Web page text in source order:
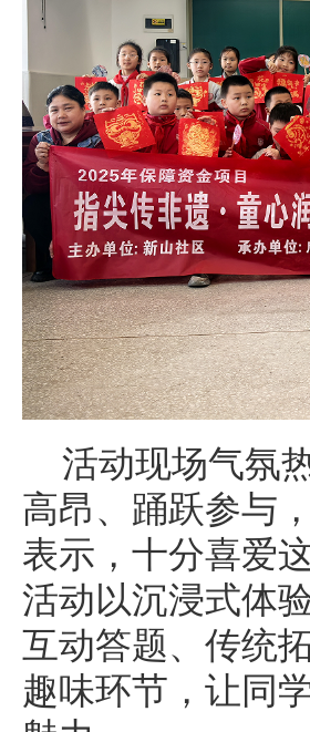
活动现场气氛
高昂、踊跃参与
表示，十分喜爱
活动以沉浸式体
互动答题、传统
趣味环节，让同